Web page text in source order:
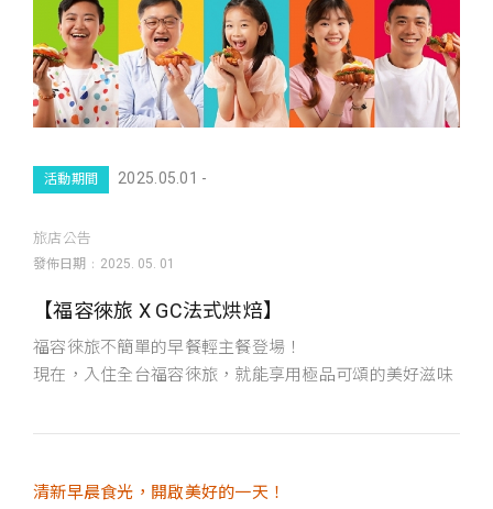
活動期間 2025.05.01 -
旅店公告
發佈日期 2025. 05. 01
【福容徠旅 X GC法式烘焙】
福容徠旅不簡單的早餐輕主餐登場！
現在，入住全台福容徠旅，就能享用極品可頌的美好滋味
清新早晨食光，開啟美好的一天！